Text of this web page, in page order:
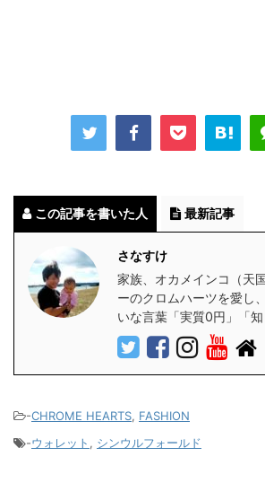
この記事を書いた人 最新記事
さなすけ
家族、オカメインコ（天
ーのクロムハーツを愛し
いな言葉「実質0円」「知
-CHROME HEARTS, FASHION
-ウォレット , シンウルフォールド